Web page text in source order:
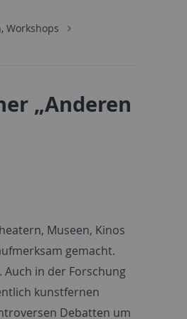
Workshops
„Anderen
Museen, Kinos
gemacht.
Auch in der Forschung
kunstfernen
Debatten um